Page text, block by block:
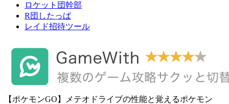
ロケット団幹部
R団したっぱ
レイド招待ツール
【ポケモンGO】メテオドライブの性能と覚えるポケモン